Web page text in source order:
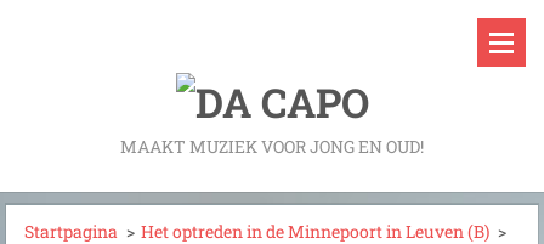
MAAKT MUZIEK VOOR JONG EN OUD!
Startpagina > Het optreden in de Minnepoort in Leuven (B) >